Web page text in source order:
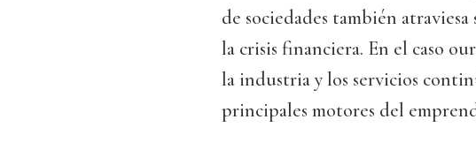
de sociedades también
la crisis financiera. En el caso
la industria y los servicios
principales motores del